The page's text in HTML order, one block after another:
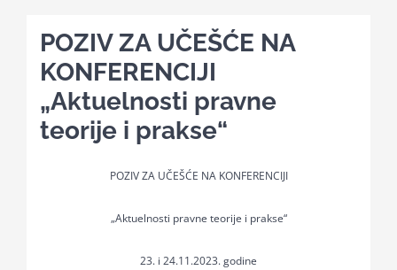
O nama
Kalendar aktivnosti
Edukativni materijali
Publikacije
POZIV ZA UČEŠĆE NA
KONFERENCIJI
„Aktuelnosti pravne
teorije i prakse“
POZIV ZA UČEŠĆE NA KONFERENCIJI
„Aktuelnosti pravne teorije i prakse“
23. i 24.11.2023. godine